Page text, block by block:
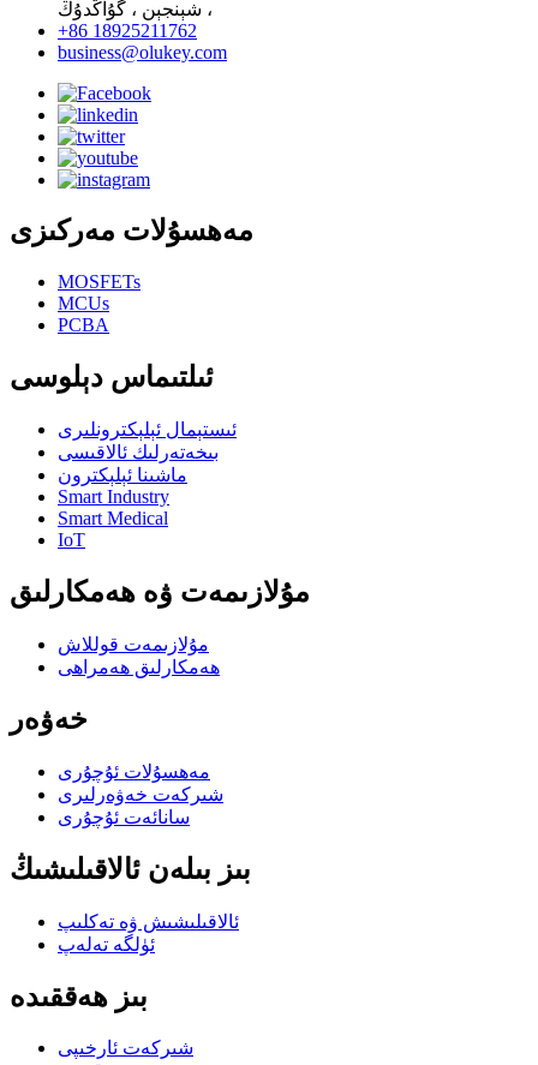
شېنجېن ، گۇاڭدۇڭ ،
+86 18925211762
business@olukey.com
مەھسۇلات مەركىزى
MOSFETs
MCUs
PCBA
ئىلتىماس دېلوسى
ئىستېمال ئېلېكترونلىرى
بىخەتەرلىك ئالاقىسى
ماشىنا ئېلېكترون
Smart Industry
Smart Medical
IoT
مۇلازىمەت ۋە ھەمكارلىق
مۇلازىمەت قوللاش
ھەمكارلىق ھەمراھى
خەۋەر
مەھسۇلات ئۇچۇرى
شىركەت خەۋەرلىرى
سانائەت ئۇچۇرى
بىز بىلەن ئالاقىلىشىڭ
ئالاقىلىشىش ۋە تەكلىپ
ئۈلگە تەلەپ
بىز ھەققىدە
شىركەت ئارخىپى